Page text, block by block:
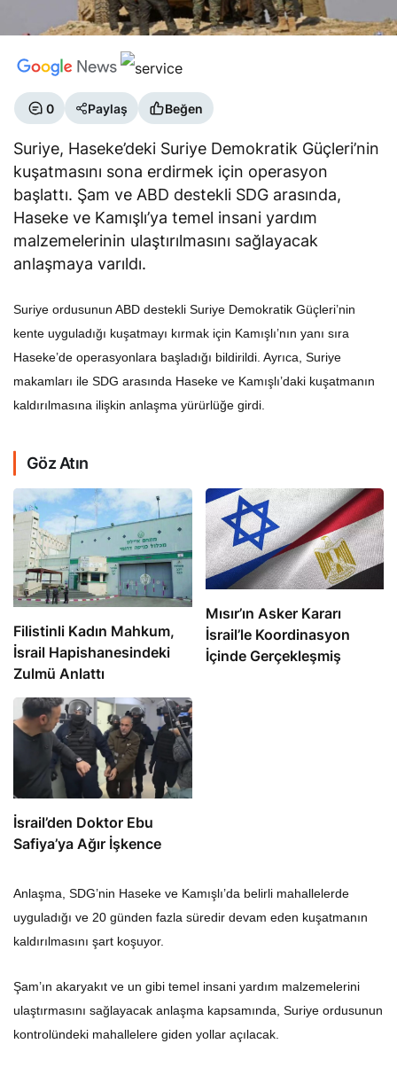
0 Paylaş Beğen
Suriye, Haseke’deki Suriye Demokratik Güçleri’nin
kuşatmasını sona erdirmek için operasyon
başlattı. Şam ve ABD destekli SDG arasında,
Haseke ve Kamışlı’ya temel insani yardım
malzemelerinin ulaştırılmasını sağlayacak
anlaşmaya varıldı.
Suriye ordusunun ABD destekli Suriye Demokratik Güçleri’nin
kente uyguladığı kuşatmayı kırmak için Kamışlı’nın yanı sıra
Haseke’de operasyonlara başladığı bildirildi. Ayrıca, Suriye
makamları ile SDG arasında Haseke ve Kamışlı’daki kuşatmanın
kaldırılmasına ilişkin anlaşma yürürlüğe girdi.
Göz Atın
Filistinli Kadın Mahkum,
İsrail Hapishanesindeki
Zulmü Anlattı
Mısır’ın Asker Kararı
İsrail’le Koordinasyon
İçinde Gerçekleşmiş
İsrail’den Doktor Ebu
Safiya’ya Ağır İşkence
Anlaşma, SDG’nin Haseke ve Kamışlı’da belirli mahallelerde
uyguladığı ve 20 günden fazla süredir devam eden kuşatmanın
kaldırılmasını şart koşuyor.
Şam’ın akaryakıt ve un gibi temel insani yardım malzemelerini
ulaştırmasını sağlayacak anlaşma kapsamında, Suriye ordusunun
kontrolündeki mahallelere giden yollar açılacak.